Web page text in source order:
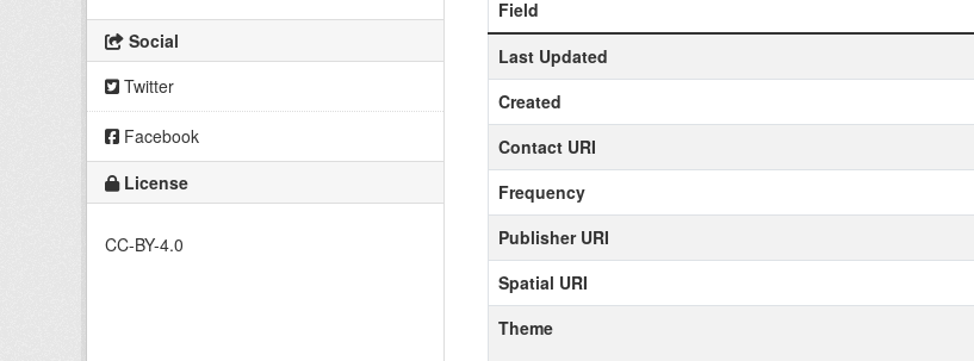
Social
Twitter
Facebook
License
CC-BY-4.0
Field
Last Updated
Created
Contact URI
Frequency
Publisher URI
Spatial URI
Theme